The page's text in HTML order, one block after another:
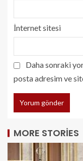
İnternet sitesi
Daha sonraki
posta adresim ve
MORE STORIES